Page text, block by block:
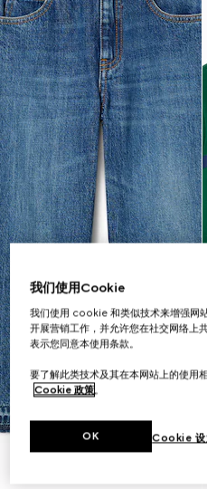
我们使用Cookie
我们使用 cookie 和类似技术来增强网
开展营销工作，并允许您在社交网络上
表示您同意本使用条款。
要了解此类技术及其在本网站上的使用
Cookie 政策。
Cookie 设
OK